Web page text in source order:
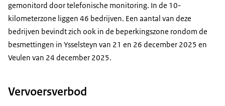
gemonitord door telefonische monitoring. In de 10-
kilometerzone liggen 46 bedrijven. Een aantal van deze
bedrijven bevindt zich ook in de beperkingszone rondom de
besmettingen in Ysselsteyn van 21 en 26 december 2025 en
Veulen van 24 december 2025.
Vervoersverbod